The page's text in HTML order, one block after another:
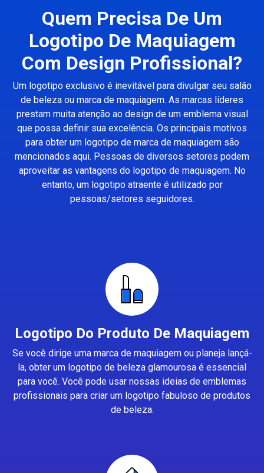
Quem Precisa De Um
Logotipo De Maquiagem
Com Design Profissional?
Um logotipo exclusivo é inevitável para divulgar seu salão
de beleza ou marca de maquiagem. As marcas líderes
prestam muita atenção ao design de um emblema visual
que possa definir sua excelência. Os principais motivos
para obter um logotipo de marca de maquiagem são
mencionados aqui. Pessoas de diversos setores podem
aproveitar as vantagens do logotipo de maquiagem. No
entanto, um logotipo atraente é utilizado por
pessoas/setores seguidores.
Logotipo Do Produto De Maquiagem
Se você dirige uma marca de maquiagem ou planeja lançá-
la, obter um logotipo de beleza glamourosa é essencial
para você. Você pode usar nossas ideias de emblemas
profissionais para criar um logotipo fabuloso de produtos
de beleza.